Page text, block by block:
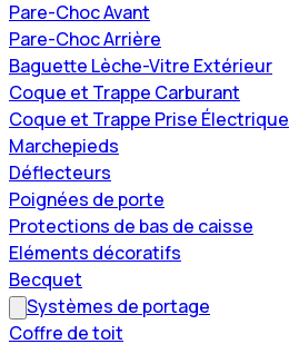
Pare-Choc Avant
Pare-Choc Arrière
Baguette Lèche-Vitre Extérieur
Coque et Trappe Carburant
Coque et Trappe Prise Électrique
Marchepieds
Déflecteurs
Poignées de porte
Protections de bas de caisse
Eléments décoratifs
Becquet
Systèmes de portage
Coffre de toit